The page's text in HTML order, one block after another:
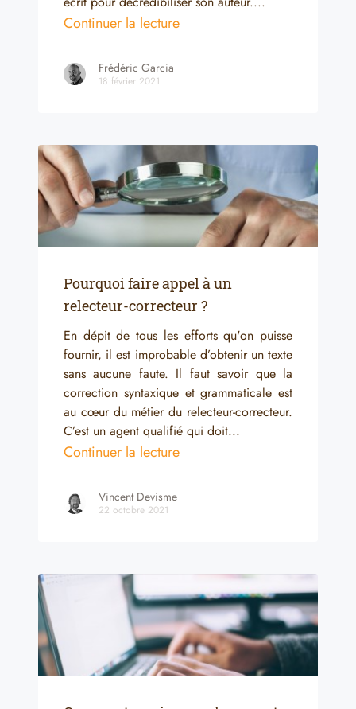
Continuer la lecture
Frédéric Garcia
18 février 2021
Pourquoi faire appel à un
relecteur-correcteur ?
En dépit de tous les efforts qu'on puisse
fournir, il est improbable d’obtenir un texte
sans aucune faute. Il faut savoir que la
correction syntaxique et grammaticale est
au cœur du métier du relecteur-correcteur.
C’est un agent qualifié qui doit...
Continuer la lecture
Vincent Devisme
22 octobre 2021